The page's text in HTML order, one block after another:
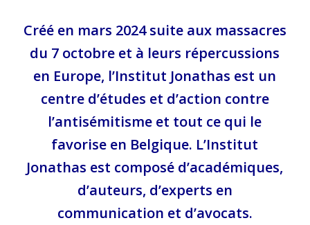
Créé en mars 2024 suite aux massacres
du 7 octobre et à leurs répercussions
en Europe, l’Institut Jonathas est un
centre d’études et d’action contre
l’antisémitisme et tout ce qui le
favorise en Belgique. L’Institut
Jonathas est composé d’académiques,
d’auteurs, d’experts en
communication et d’avocats.